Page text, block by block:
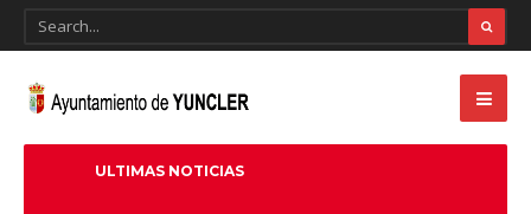
ULTIMAS NOTICIAS